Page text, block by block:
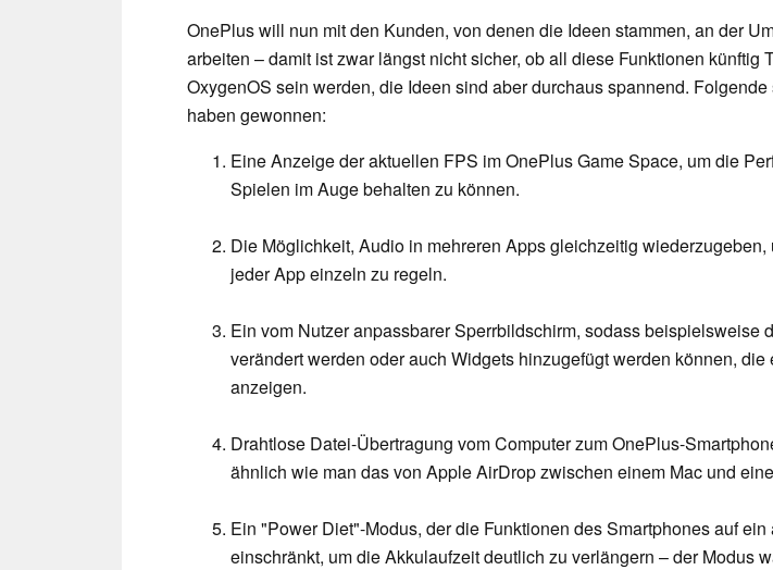
OnePlus will nun mit den Kunden, von denen die Ideen stammen, an der
arbeiten – damit ist zwar längst nicht sicher, ob all diese Funktionen künftig
OxygenOS sein werden, die Ideen sind aber durchaus spannend.
haben gewonnen:
Eine Anzeige der aktuellen FPS im OnePlus Game Space, um die
Spielen im Auge behalten zu können.
Die Möglichkeit, Audio in mehreren Apps gleichzeitig wiederzugeben,
jeder App einzeln zu regeln.
Ein vom Nutzer anpassbarer Sperrbildschirm, sodass beispielsweise
verändert werden oder auch Widgets hinzugefügt werden können, die
anzeigen.
Drahtlose Datei-Übertragung vom Computer zum OnePlus-
ähnlich wie man das von Apple AirDrop zwischen einem Mac und
Ein "Power Diet"-Modus, der die Funktionen des Smartphones auf
einschränkt, um die Akkulaufzeit deutlich zu verlängern – der Modus